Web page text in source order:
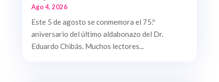
Ago 4, 2026
Este 5 de agosto se conmemora el 75.º
aniversario del último aldabonazo del Dr.
Eduardo Chibás. Muchos lectores...